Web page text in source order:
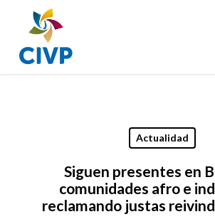
main
content
Actualidad
Siguen presentes en
comunidades afro e
reclamando justas